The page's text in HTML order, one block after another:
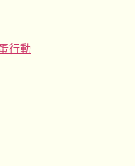
行動